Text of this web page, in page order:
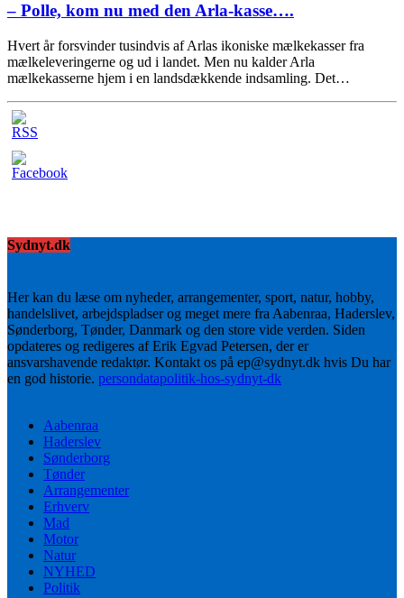
– Polle, kom nu med den Arla-kasse….
Hvert år forsvinder tusindvis af Arlas ikoniske mælkekasser fra
mælkeleveringerne og ud i landet. Men nu kalder Arla
mælkekasserne hjem i en landsdækkende indsamling. Det…
Sydnyt.dk
Her kan du læse om nyheder, arrangementer, sport, natur, hobby,
handelslivet, arbejdspladser og meget mere fra Aabenraa, Haderslev,
Sønderborg, Tønder, Danmark og den store vide verden. Siden
opdateres og redigeres af Erik Egvad Petersen, der er
ansvarshavende redaktør. Kontakt os på ep@sydnyt.dk hvis Du har
en god historie. persondatapolitik-hos-sydnyt-dk
Aabenraa
Haderslev
Sønderborg
Tønder
Arrangementer
Erhverv
Mad
Motor
Natur
NYHED
Politik